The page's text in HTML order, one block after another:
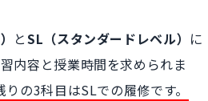
とSL（スタンダードレベル） に
内容と授業時間を求められま
の3科目はSLでの履修です。